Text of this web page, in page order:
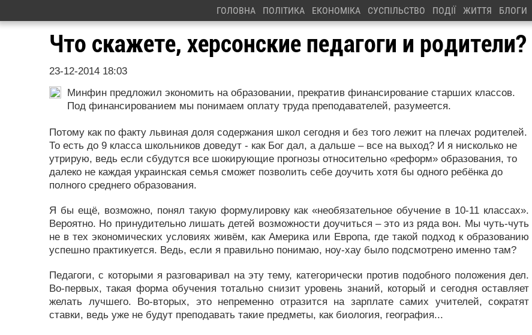
ГОЛОВНА ПОЛІТИКА ЕКОНОМІКА СУСПІЛЬСТВО ПОДІЇ ЖИТТЯ БЛОГИ
Что скажете, херсонские педагоги и родители?
23-12-2014 18:03
Минфин предложил экономить на образовании, прекратив финансирование старших классов.
Под финансированием мы понимаем оплату труда преподавателей, разумеется.
Потому как по факту львиная доля содержания школ сегодня и без того лежит на плечах родителей.
То есть до 9 класса школьников доведут - как Бог дал, а дальше – все на выход? И я нисколько не
утрирую, ведь если сбудутся все шокирующие прогнозы относительно «реформ» образования, то
далеко не каждая украинская семья сможет позволить себе доучить хотя бы одного ребёнка до
полного среднего образования.
Я бы ещё, возможно, понял такую формулировку как «необязательное обучение в 10-11 классах».
Вероятно. Но принудительно лишать детей возможности доучиться – это из ряда вон. Мы чуть-чуть
не в тех экономических условиях живём, как Америка или Европа, где такой подход к образованию
успешно практикуется. Ведь, если я правильно понимаю, ноу-хау было подсмотрено именно там?
Педагоги, с которыми я разговаривал на эту тему, категорически против подобного положения дел.
Во-первых, такая форма обучения тотально снизит уровень знаний, который и сегодня оставляет
желать лучшего. Во-вторых, это непременно отразится на зарплате самих учителей, сократят
ставки, ведь уже не будут преподавать такие предметы, как биология, география...